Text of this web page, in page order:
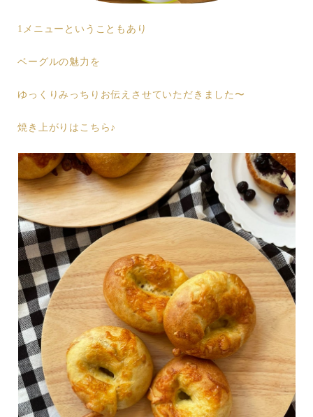
1メニューということもあり
ベーグルの魅力を
ゆっくりみっちりお伝えさせていただきました〜
焼き上がりはこちら♪